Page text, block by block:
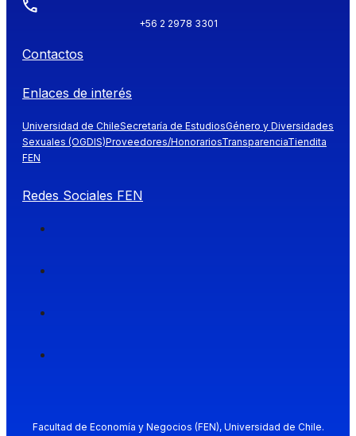
+56 2 2978 3301
Contactos
Enlaces de interés
Universidad de ChileSecretaría de EstudiosGénero y Diversidades
Sexuales (OGDIS)Proveedores/HonorariosTransparenciaTiendita
FEN
Redes Sociales FEN
Facultad de Economía y Negocios (FEN), Universidad de Chile.